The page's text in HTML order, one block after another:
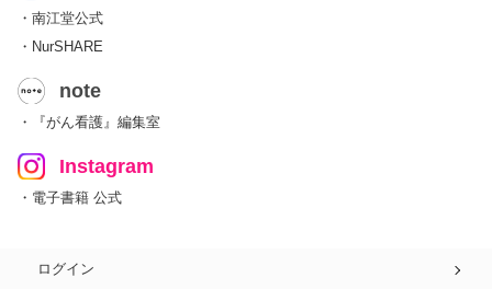
・南江堂公式
・NurSHARE
note
・『がん看護』編集室
Instagram
・電子書籍 公式
ログイン